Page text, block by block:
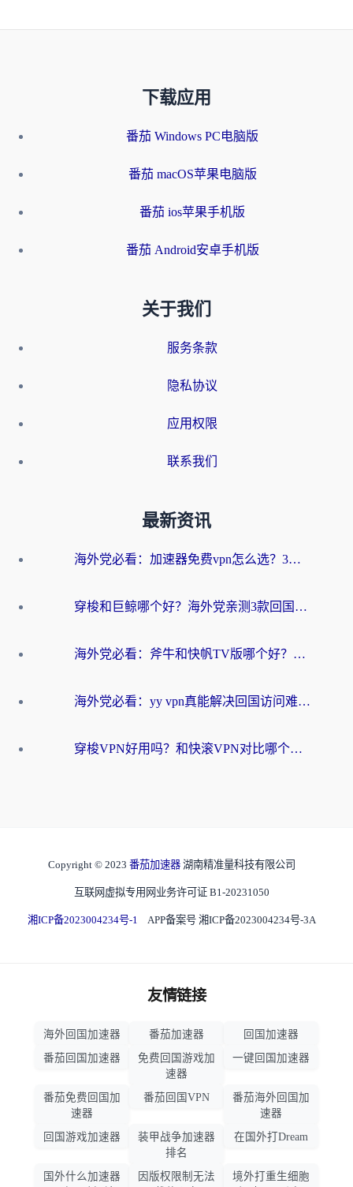
下载应用
番茄 Windows PC电脑版
番茄 macOS苹果电脑版
番茄 ios苹果手机版
番茄 Android安卓手机版
关于我们
服务条款
隐私协议
应用权限
联系我们
最新资讯
海外党必看：加速器免费vpn怎么选？3步教你无缝访问国内资源
穿梭和巨鲸哪个好？海外党亲测3款回国加速器，教你避开90%的坑
海外党必看：斧牛和快帆TV版哪个好？3分钟选对回国加速器，无缝刷B站、追热剧
海外党必看：yy vpn真能解决回国访问难题？附云极initap测评+免费方案对比
穿梭VPN好用吗？和快滚VPN对比哪个回国效果更好？海外党选回国加速器必看指南
Copyright © 2023 番茄加速器 湖南精准量科技有限公司
互联网虚拟专用网业务许可证 B1-20231050
湘ICP备2023004234号-1 APP备案号 湘ICP备2023004234号-3A
友情链接
海外回国加速器 番茄加速器
回国加速器
番茄回国加速器
免费回国游戏加
速器
一键回国加速器
番茄免费回国加
速器
番茄回国VPN
番茄海外回国加
速器
回国游戏加速器
装甲战争加速器
排名
在国外打Dream
国外什么加速器
因版权限制无法
境外打重生细胞